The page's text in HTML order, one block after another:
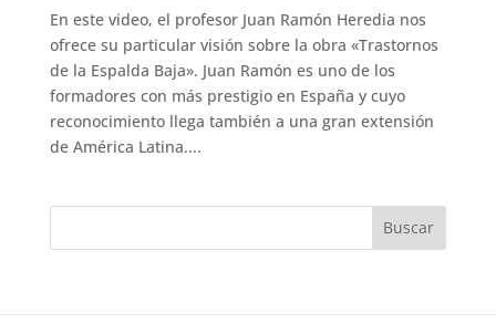
En este video, el profesor Juan Ramón Heredia nos
ofrece su particular visión sobre la obra «Trastornos
de la Espalda Baja». Juan Ramón es uno de los
formadores con más prestigio en España y cuyo
reconocimiento llega también a una gran extensión
de América Latina....